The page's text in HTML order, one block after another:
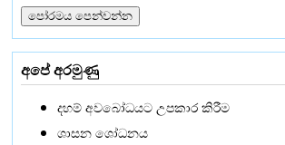
අපේ අරමුණු
දහම් අවබෝධයට උපකාර කිරීම
ශාසන ශෝධනය